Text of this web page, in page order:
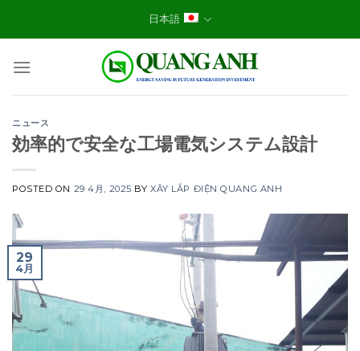
日本語
ニュース
効率的で安全な工場電気システム設計
POSTED ON 29 4月, 2025 BYXÂY LẮP ĐIỆN QUANG ANH
29
4月